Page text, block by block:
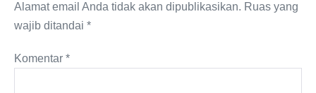
Alamat email Anda tidak akan dipublikasikan. Ruas yang
wajib ditandai *
Komentar *